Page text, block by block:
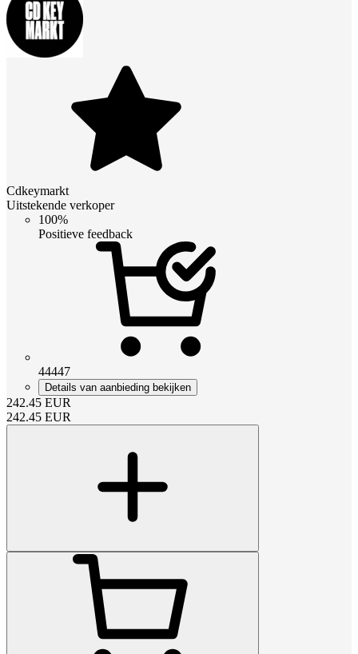
Cdkeymarkt
Uitstekende verkoper
100%
Positieve feedback
44447
Details van aanbieding bekijken
242.45 EUR
242.45 EUR